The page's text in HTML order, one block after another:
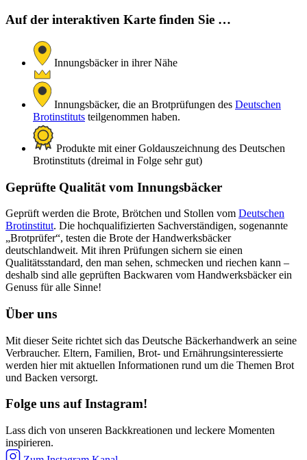
Auf der interaktiven Karte finden Sie …
Innungsbäcker in ihrer Nähe
Innungsbäcker, die an Brotprüfungen des Deutschen
Brotinstituts teilgenommen haben.
Produkte mit einer Goldauszeichnung des Deutschen
Brotinstituts (dreimal in Folge sehr gut)
Geprüfte Qualität vom Innungsbäcker
Geprüft werden die Brote, Brötchen und Stollen vom Deutschen
Brotinstitut. Die hochqualifizierten Sachverständigen, sogenannte
„Brotprüfer“, testen die Brote der Handwerksbäcker
deutschlandweit. Mit ihren Prüfungen sichern sie einen
Qualitätsstandard, den man sehen, schmecken und riechen kann –
deshalb sind alle geprüften Backwaren vom Handwerksbäcker ein
Genuss für alle Sinne!
Über uns
Mit dieser Seite richtet sich das Deutsche Bäckerhandwerk an seine
Verbraucher. Eltern, Familien, Brot- und Ernährungsinteressierte
werden hier mit aktuellen Informationen rund um die Themen Brot
und Backen versorgt.
Folge uns auf Instagram!
Lass dich von unseren Backkreationen und leckere Momenten
inspirieren.